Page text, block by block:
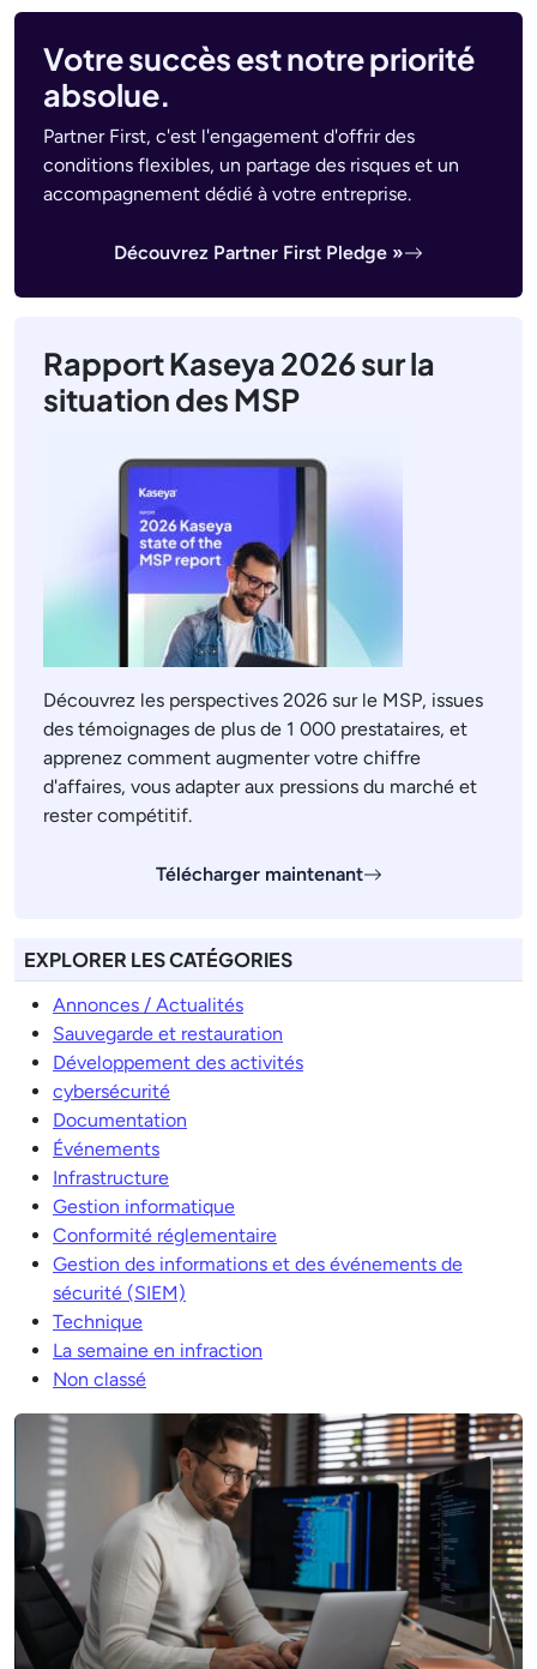
Votre succès est notre priorité
absolue.
Partner First, c'est l'engagement d'offrir des
conditions flexibles, un partage des risques et un
accompagnement dédié à votre entreprise.
Découvrez Partner First Pledge »
Rapport Kaseya 2026 sur la
situation des MSP
Découvrez les perspectives 2026 sur le MSP, issues
des témoignages de plus de 1 000 prestataires, et
apprenez comment augmenter votre chiffre
d'affaires, vous adapter aux pressions du marché et
rester compétitif.
Télécharger maintenant
EXPLORER LES CATÉGORIES
Annonces / Actualités
Sauvegarde et restauration
Développement des activités
cybersécurité
Documentation
Événements
Infrastructure
Gestion informatique
Conformité réglementaire
Gestion des informations et des événements de
sécurité (SIEM)
Technique
La semaine en infraction
Non classé